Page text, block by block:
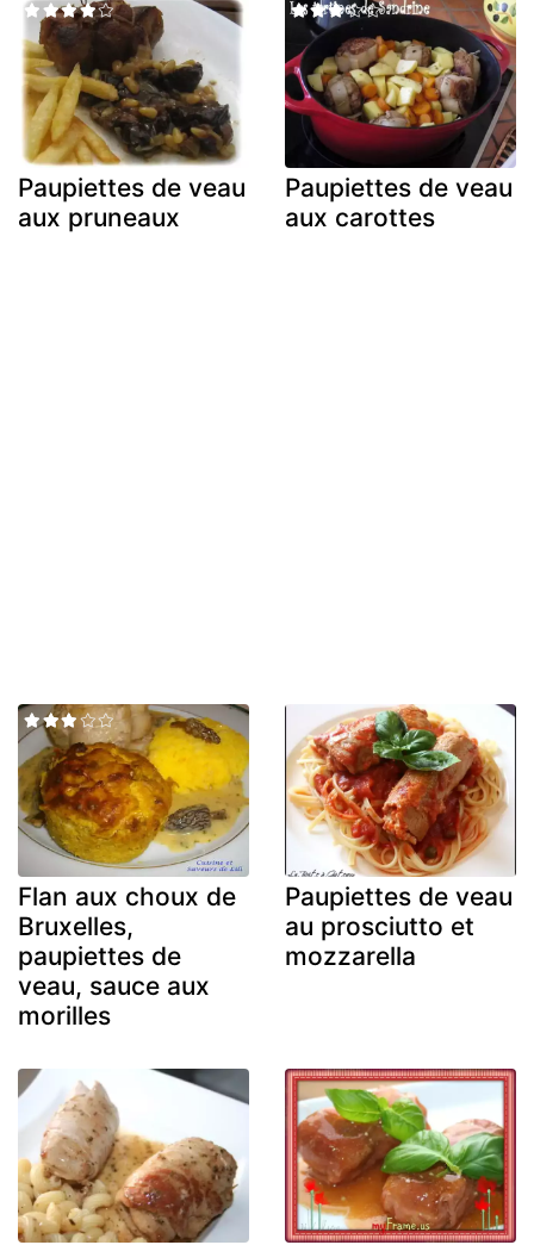
Paupiettes de veau
aux pruneaux
Paupiettes de veau
aux carottes
Flan aux choux de
Bruxelles,
paupiettes de
veau, sauce aux
morilles
Paupiettes de veau
au prosciutto et
mozzarella